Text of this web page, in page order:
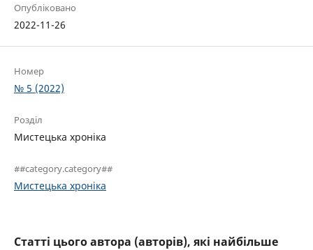
Опубліковано
2022-11-26
Номер
№ 5 (2022)
Розділ
Мистецька хроніка
##category.category##
Мистецька хроніка
Статті цього автора (авторів), які найбільше